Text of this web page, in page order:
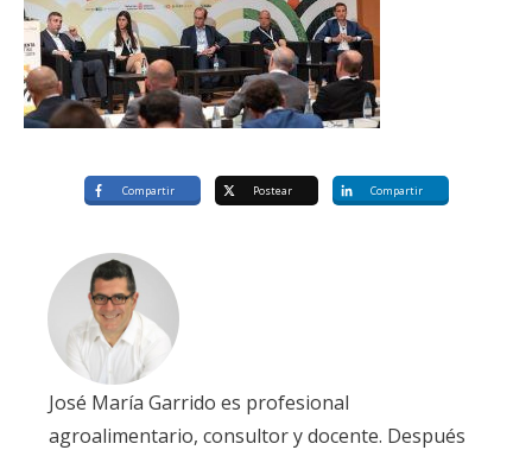
Compartir Postear Compartir
José María Garrido es profesional
agroalimentario, consultor y docente. Después